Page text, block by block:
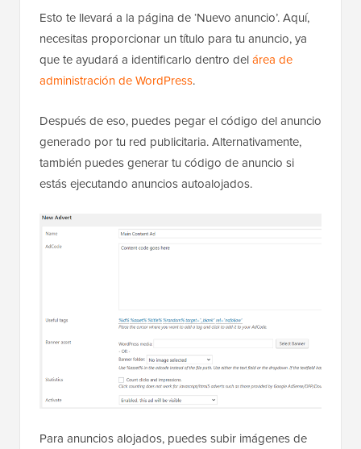
Esto te llevará a la página de ‘Nuevo anuncio’. Aquí,
necesitas proporcionar un título para tu anuncio, ya
que te ayudará a identificarlo dentro delárea de
administración de WordPress.
Después de eso, puedes pegar el código del anuncio
generado por tu red publicitaria. Alternativamente,
también puedes generar tu código de anuncio si
estás ejecutando anuncios autoalojados.
Para anuncios alojados, puedes subir imágenes de